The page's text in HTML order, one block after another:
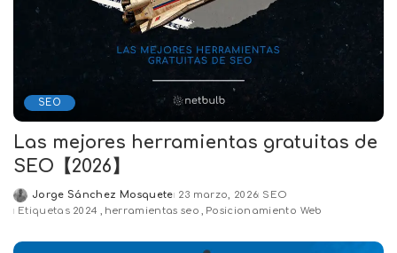
SEO
Las mejores herramientas gratuitas de
SEO【2026】
Posted
by
Jorge Sánchez Mosquete 23 marzo, 2026 SEO
Etiquetas 2024 herramientas seo Posicionamiento Web